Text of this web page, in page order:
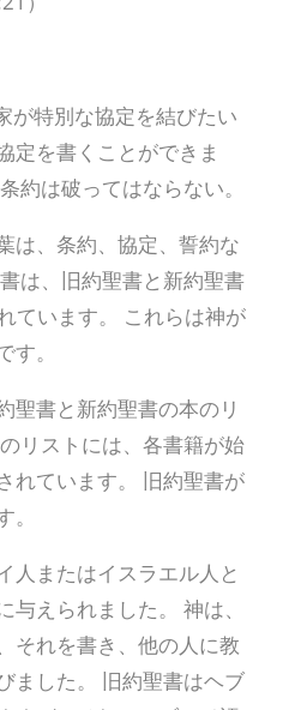
が特別な協定を結びたい
定を書くことができま
約は破ってはならない。
は、条約、協定、誓約な
は、旧約聖書と新約聖書
ています。 これらは神が
。
聖書と新約聖書の本のリ
リストには、各書籍が始
れています。 旧約聖書が
人またはイスラエル人と
与えられました。 神は、
それを書き、他の人に教
ました。 旧約聖書はヘブ